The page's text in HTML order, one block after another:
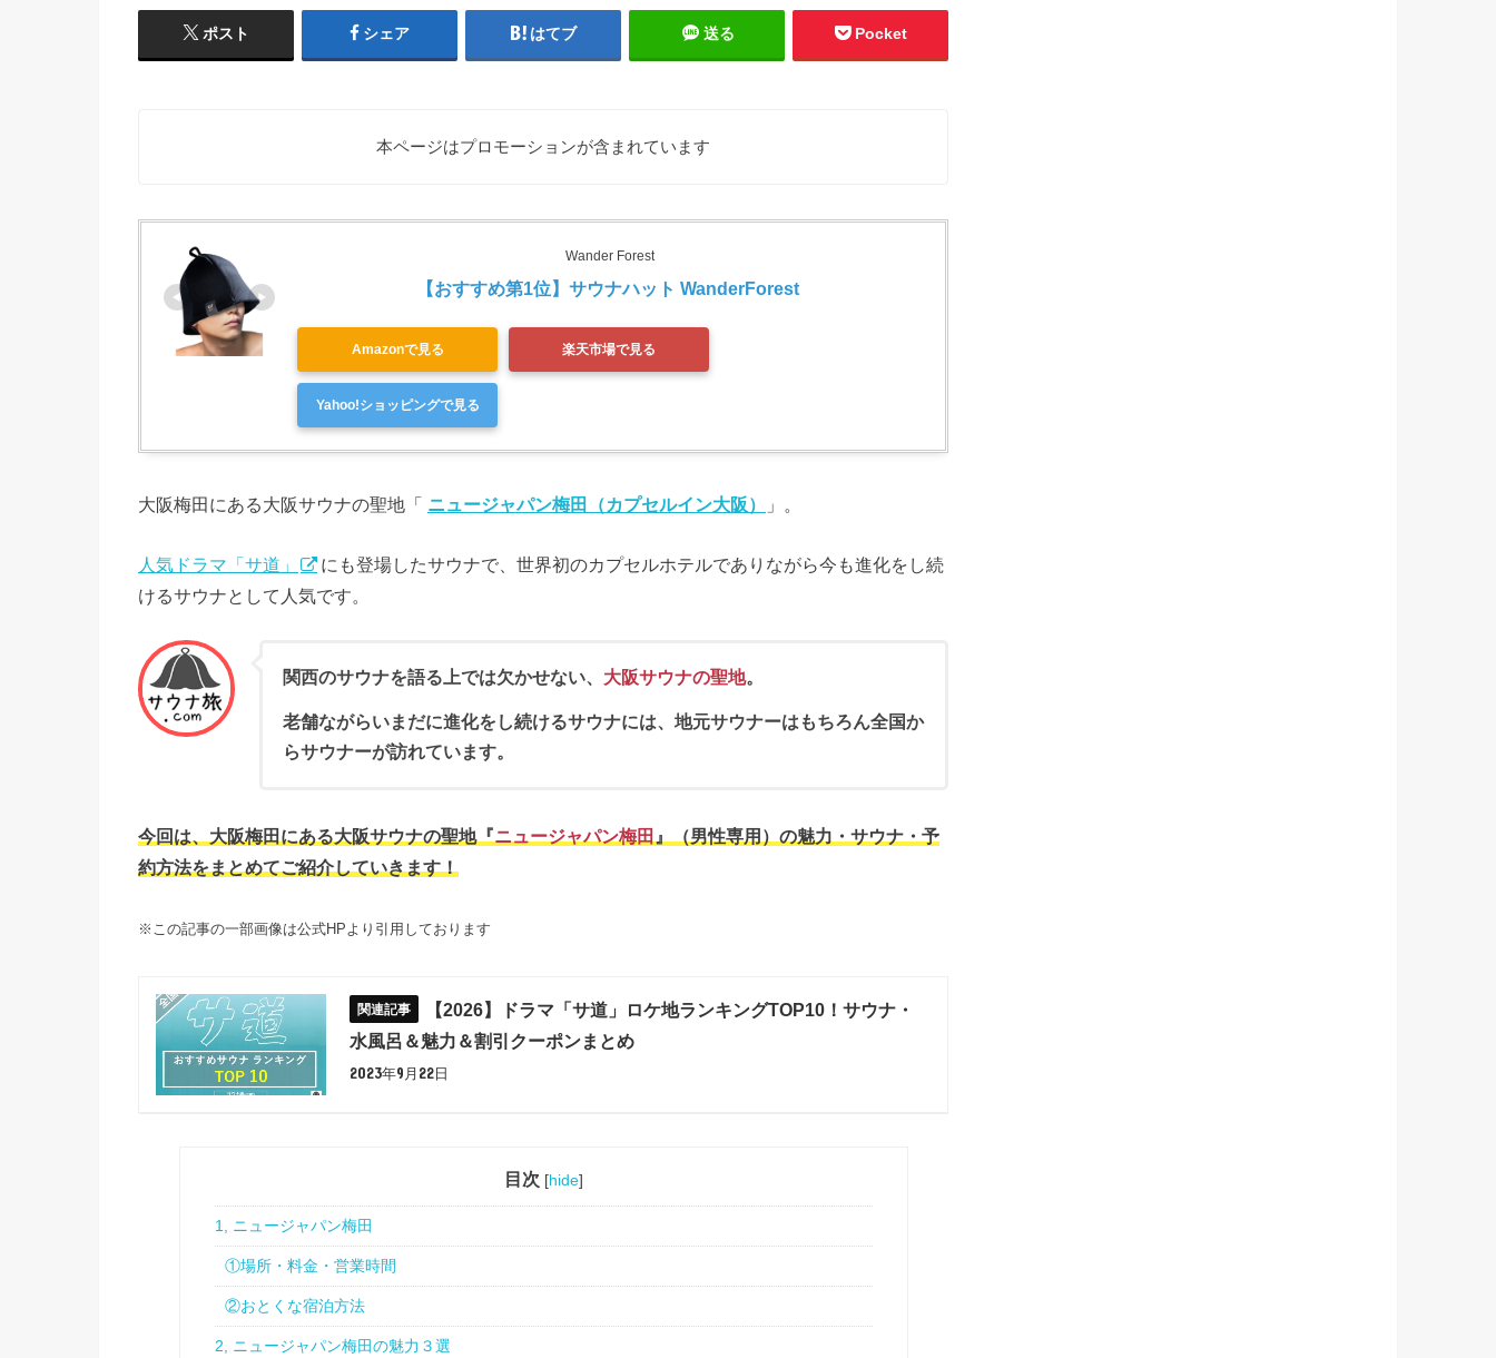
ポスト シェア はてブ 送る Pocket
本ページはプロモーションが含まれています
Wander Forest
【おすすめ第1位】サウナハット WanderForest
Amazonで見る 楽天市場で見る
Yahoo!ショッピングで見る
大阪梅田にある大阪サウナの聖地「 ニュージャパン梅田（カプセルイン大阪） 」。
人気ドラマ「サ道」
にも登場したサウナで、世界初のカプセルホテルでありながら今も進化をし続
けるサウナとして人気です。
関西のサウナを語る上では欠かせない、 大阪サウナの聖地。
老舗ながらいまだに進化をし続けるサウナには、地元サウナーはもちろん全国か
らサウナーが訪れています。
今回は、大阪梅田にある大阪サウナの聖地『ニュージャパン梅田 』（男性専用）の魅力・サウナ・予
約方法をまとめてご紹介していきます！
※この記事の一部画像は公式HPより引用しております
【2026】ドラマ「サ道」ロケ地ランキングTOP10！サウナ・
水風呂＆魅力＆割引クーポンまとめ
2023年9月22日
目次 [hide]
1, ニュージャパン梅田
①場所・料金・営業時間
②おとくな宿泊方法
2, ニュージャパン梅田の魅力３選